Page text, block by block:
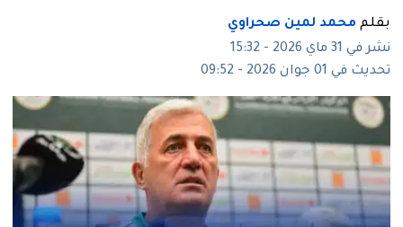
بقلم محمد لمين صحراوي
نشر في 31 ماي 2026 - 15:32
تحديث في 01 جوان 2026 - 09:52